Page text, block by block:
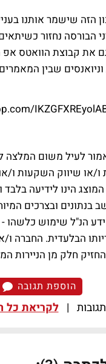
הזה שישמר אותנו
הבורסה נחזור
גם את קבוצת הוואטס
שבין
לעיל משום המלצה
ו/או שיווק השקעות ו/
הינו לידיעה בלבד
בנתונים ובצרכים
הנ"ל שימוש כלשהו
הבלעדית. החברה ו/
חלק מן הניירות
הוספת תגובה
| לקריאת כל